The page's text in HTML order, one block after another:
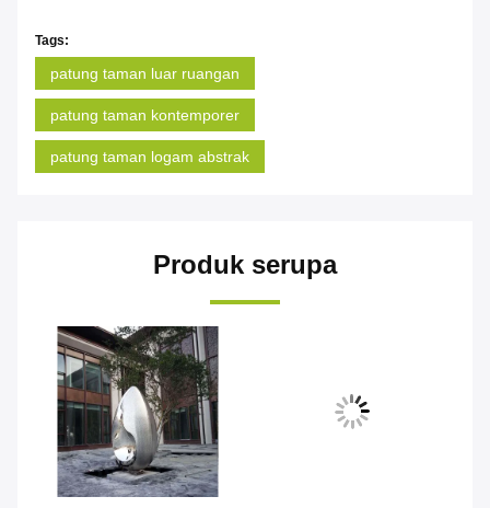
Tags:
patung taman luar ruangan
patung taman kontemporer
patung taman logam abstrak
Produk serupa